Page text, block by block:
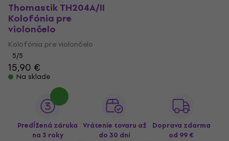
Thomastik TH204A/II
Kolofónia pre
violončelo
Kolofónia pre violončelo
5/5
15,90 €
Na sklade
Predĺžená záruka
na 3 roky
Vrátenie tovaru až
do 30 dní
Doprava zdarma
od 99 €